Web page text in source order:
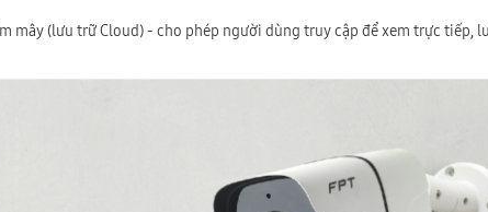
mây (lưu trữ Cloud) - cho phép người dùng truy cập để xem trực tiếp,